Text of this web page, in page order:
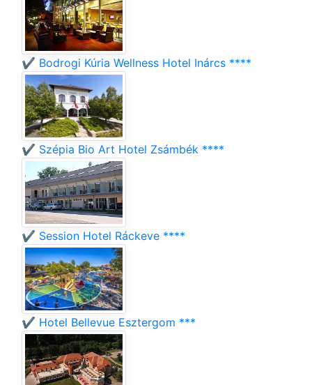
✔️ Bodrogi Kúria Wellness Hotel Inárcs ****
✔️ Szépia Bio Art Hotel Zsámbék ****
✔️ Session Hotel Ráckeve ****
✔️ Hotel Bellevue Esztergom ***